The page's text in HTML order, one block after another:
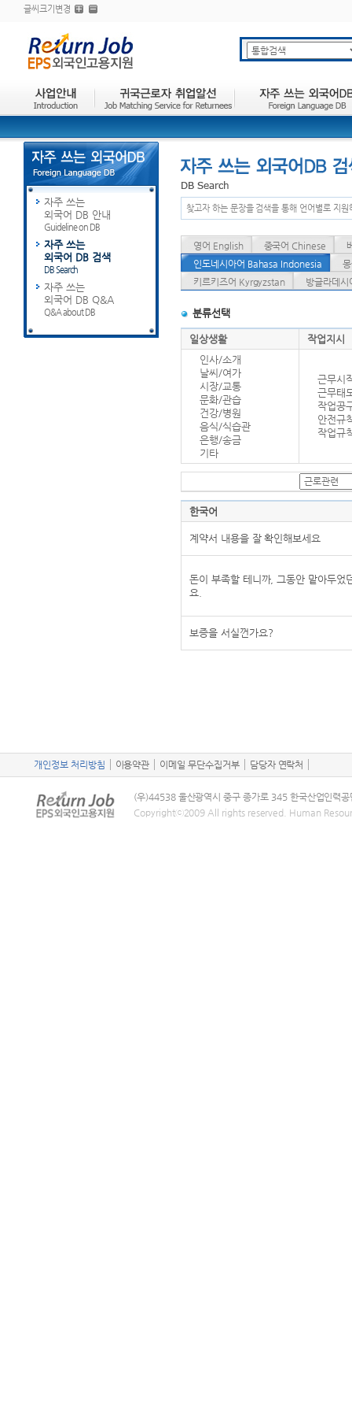
글씨크기변경
자주 쓰는
외국어 DB 안내
Guideline on DB
자주 쓰는
외국어 DB 검색
DB Search
자주 쓰는
외국어 DB Q&A
Q&A about DB
찾고자 하는 문장을 검색을 통해 언어별로 지원
영어 English 중국어 Chinese
인도네시아어 Bahasa Indonesia
키르키즈어 Kyrgyzstan
방글라데
분류선택
일상생활
작업지시
인사/소개
날씨/여가
시장/교통
문화/관습
건강/병원
음식/식습관
은행/송금
기타
근무시
근무태
작업공
안전규
작업규
한국어
계약서 내용을 잘 확인해보세요
돈이 부족할 테니까, 그동안 맡아두었
요.
보증을 서실껀가요?
개인정보 처리방침 이용약관 이메일 무단수집거부 담당자 연락처
(우)44538 울산광역시 중구 종가로 345 한국산업인력공
Copyrightⓒ2009 All rights reserved. Human